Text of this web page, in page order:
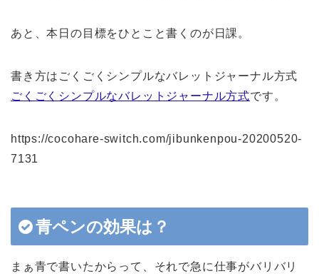
あと、本日の目標をひとこと書くのが日課。
書き方はごくごくシンプルなバレットジャーナル方式
ごくごくシンプルなバレットジャーナル方式です。
https://cocohare-switch.com/jibunkenpou-20200520-
7131
青ペンの効果は？
まぁ青で書いたからって、それで急に仕事がバリバリ